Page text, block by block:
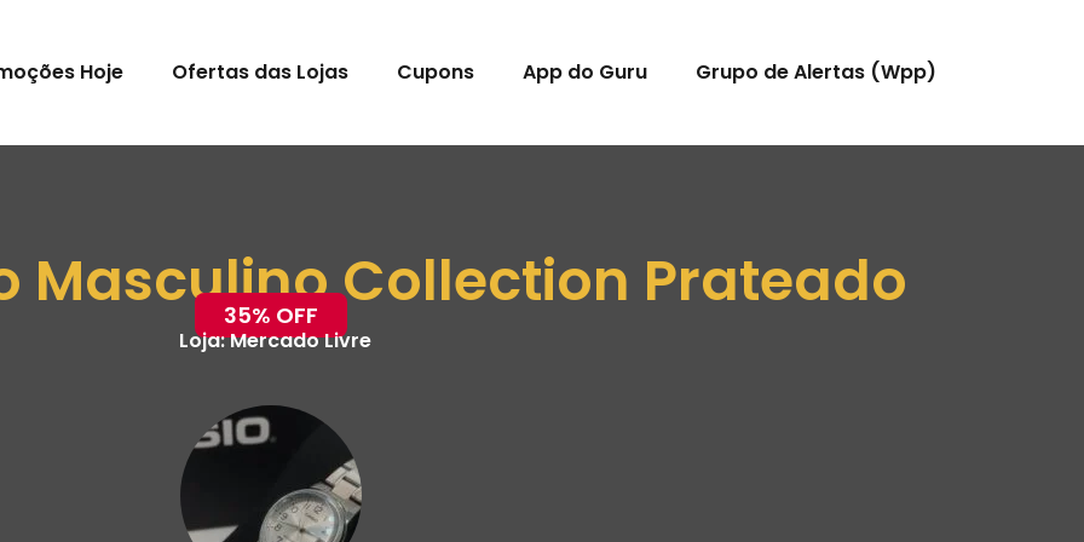
Hoje Ofertas das Lojas Cupons App do Guru Grupo de Alertas (Wpp)
Masculino Collection Prateado
35% OFF
Loja:Mercado Livre